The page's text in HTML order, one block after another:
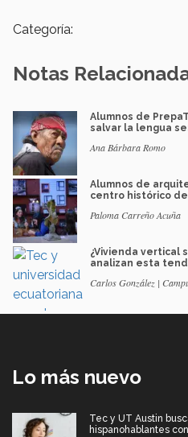
Categoría:
Notas
Alumnos de
salvar la lengua
Ana Bárbara Romo
Alumnos de
centro histórico
Paloma Carreño Acuña
¿Vivienda vertical
analizan esta
Carlos González |
Lo más nuevo
Tec y UT Austin
hispanohablantes